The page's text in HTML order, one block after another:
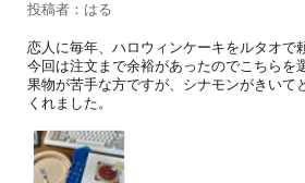
投稿者：はる
恋人に毎年、ハロウィンケーキをルタオで
今回は注文まで余裕があったのでこちらを
果物が苦手な方ですが、シナモンがきいて
くれました。